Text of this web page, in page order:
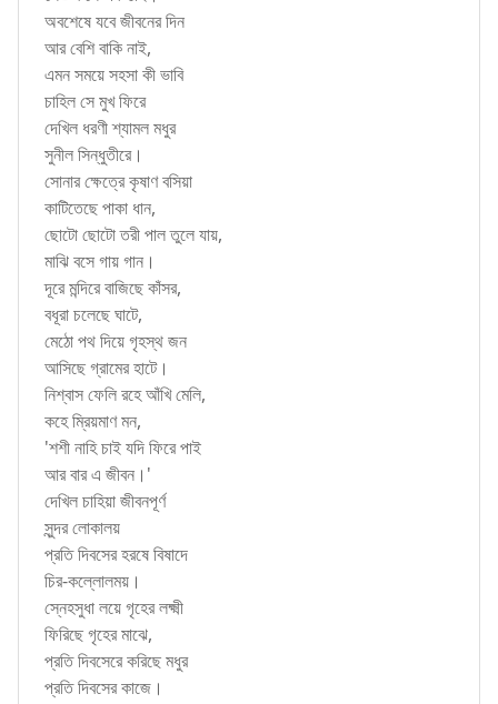
অবশেষে যবে জীবনের দিন
আর বেশি বাকি নাই,
এমন সময়ে সহসা কী ভাবি
চাহিল সে মুখ ফিরে
দেখিল ধরণী শ্যামল মধুর
সুনীল সিন্ধুতীরে।
সোনার ক্ষেত্রে কৃষাণ বসিয়া
কাটিতেছে পাকা ধান,
ছোটো ছোটো তরী পাল তুলে যায়,
মাঝি বসে গায় গান।
দূরে মন্দিরে বাজিছে কাঁসর,
বধূরা চলেছে ঘাটে,
মেঠো পথ দিয়ে গৃহস্থ জন
আসিছে গ্রামের হাটে।
নিশ্বাস ফেলি রহে আঁখি মেলি,
কহে ম্রিয়মাণ মন,
'শশী নাহি চাই যদি ফিরে পাই
আর বার এ জীবন।'
দেখিল চাহিয়া জীবনপূর্ণ
সুন্দর লোকালয়
প্রতি দিবসের হরষে বিষাদে
চির-কল্লোলময়।
স্নেহসুধা লয়ে গৃহের লক্ষ্মী
ফিরিছে গৃহের মাঝে,
প্রতি দিবসেরে করিছে মধুর
প্রতি দিবসের কাজে।